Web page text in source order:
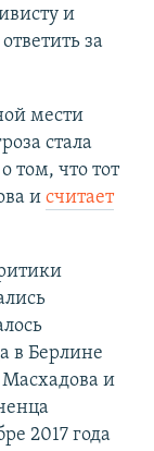
и
за
мести
стала
том, что тот
и считает
в Берлине
и
2017 года